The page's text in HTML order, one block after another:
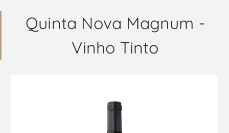
Quinta Nova Magnum -
Vinho Tinto